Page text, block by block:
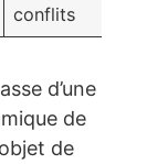
conflits
d’une
de
de